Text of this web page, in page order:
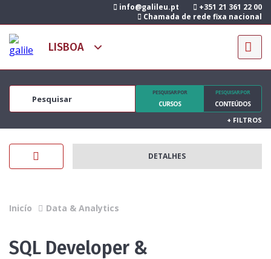
info@galileu.pt
+351 21 361 22 00
Chamada de rede fixa nacional
PESQUISAR POR
CURSOS
PESQUISAR POR
CONTEÚDOS
+ FILTROS
DETALHES
Inicío Data & Analytics
SQL Developer &